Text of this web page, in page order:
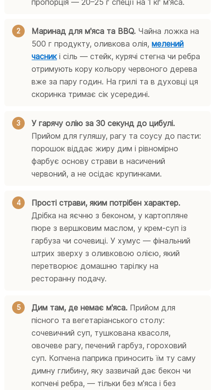
Маринад для м'яса та BBQ. Чайна ложка на
500 г продукту, оливкова олія,мелений
часникі сіль — стейк, курячі стегна чи ребра
отримують кору кольору червоного дерева
вже за пару годин. На грилі та в духовці ця
скоринка тримає сік усередині.
У гарячу олію за 30 секунд до цибулі.
Прийом для гуляшу, рагу та соусу до пасти:
порошок віддає жиру дим і рівномірно
фарбує основу страви в насичений
червоний, а не осідає крупинками.
Прості страви, яким потрібен характер.
Дрібка на яєчню з беконом, у картопляне
пюре з вершковим маслом, у крем-суп із
гарбуза чи сочевиці. У хумус — фінальний
штрих зверху з оливковою олією, який
перетворює домашню тарілку на
ресторанну подачу.
Дим там, де немає м'яса. Прийом для
пісного та вегетаріанського столу:
сочевичний суп, тушкована квасоля,
овочеве рагу, печений гарбуз, гороховий
суп. Копчена паприка приносить їм ту саму
димну глибину, яку зазвичай дає бекон чи
копчені ребра, — тільки без м'яса і без